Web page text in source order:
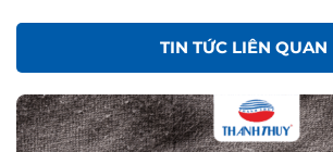
TIN TỨC LIÊN QUAN